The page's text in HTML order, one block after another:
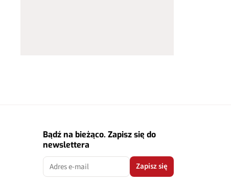
Bądź na bieżąco. Zapisz się do
newslettera
Zapisz się